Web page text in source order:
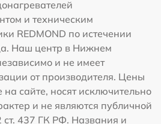
и техническим
REDMOND по истечении
Наш центр в Нижнем
и не имеет
от производителя. Цены
сайте, носят исключительно
и не являются публичной
ст. 437 ГК РФ. Названия и